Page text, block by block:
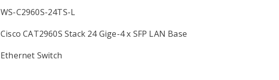
WS-C2960S-24TS-L
Cisco CAT2960S Stack 24 Gige-4 x SFP LAN Base
Ethernet Switch